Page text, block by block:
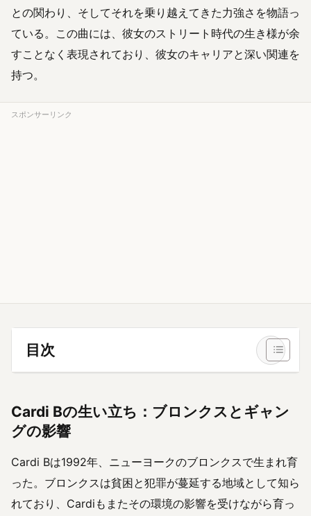
との関わり、そしてそれを乗り越えてきた力強さを物語っ
ている。この曲には、彼女のストリート時代の生き様が余
すことなく表現されており、彼女のキャリアと深い関連を
持つ。
スポンサーリンク
目次
Cardi Bの生い立ち：ブロンクスとギャン
グの影響
Cardi Bは1992年、ニューヨークのブロンクスで生まれ育
った。ブロンクスは貧困と犯罪が蔓延する地域として知ら
れており、Cardiもまたその環境の影響を受けながら育っ